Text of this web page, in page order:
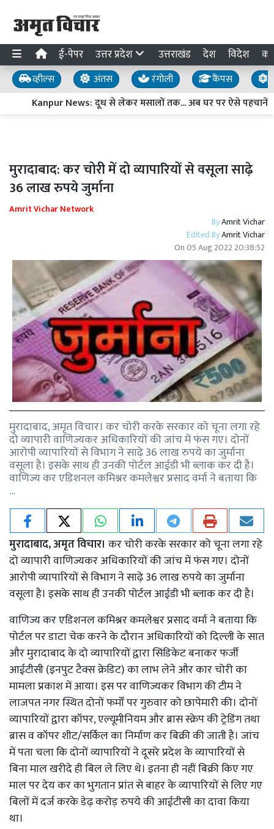
ई-पेपर उत्तर प्रदेश उत्तराखंड देश विदेश
व्हील्स अंतस रंगोली कैंपस
Kanpur News: दूध से लेकर मसालों तक... अब घर पर ऐसे पहचानें
मुरादाबाद: कर चोरी में दो व्यापारियों से वसूला साढ़े
36 लाख रुपये जुर्माना
Amrit Vichar Network
ByAmrit Vichar
Edited ByAmrit Vichar
On05 Aug 2022 20:38:52
मुरादाबाद, अमृत विचार। कर चोरी करके सरकार को चूना लगा रहे
दो व्यापारी वाणिज्यकर अधिकारियों की जांच में फंस गए। दोनों
आरोपी व्यापारियों से विभाग ने साढ़े 36 लाख रुपये का जुर्माना
वसूला है। इसके साथ ही उनकी पोर्टल आईडी भी ब्लाक कर दी है।
वाणिज्य कर एडिशनल कमिश्नर कमलेश्वर प्रसाद वर्मा ने बताया कि
…
मुरादाबाद, अमृत विचार। कर चोरी करके सरकार को चूना लगा रहे
दो व्यापारी वाणिज्यकर अधिकारियों की जांच में फंस गए। दोनों
आरोपी व्यापारियों से विभाग ने साढ़े 36 लाख रुपये का जुर्माना
वसूला है। इसके साथ ही उनकी पोर्टल आईडी भी ब्लाक कर दी है।
वाणिज्य कर एडिशनल कमिश्नर कमलेश्वर प्रसाद वर्मा ने बताया कि
पोर्टल पर डाटा चेक करने के दौरान अधिकारियों को दिल्ली के सात
और मुरादाबाद के दो व्यापारियों द्वारा सिंडिकेट बनाकर फर्जी
आईटीसी (इनपुट टैक्स क्रेडिट) का लाभ लेने और कार चोरी का
मामला प्रकाश में आया। इस पर वाणिज्यकर विभाग की टीम ने
लाजपत नगर स्थित दोनों फर्मों पर गुरुवार को छापेमारी की। दोनों
व्यापारियों द्वारा कॉपर, एल्यूमीनियम और ब्रास स्क्रेप की ट्रेडिंग तथा
ब्रास व कॉपर शीट/सर्किल का निर्माण कर बिक्री की जाती है। जांच
में पता चला कि दोनों व्यापारियों ने दूसरे प्रदेश के व्यापारियों से
बिना माल खरीदे ही बिल ले लिए थे। इतना ही नहीं बिक्री किए गए
माल पर देय कर का भुगतान प्रांत से बाहर के व्यापारियों से लिए गए
बिलों में दर्ज करके डेढ़ करोड़ रुपये की आईटीसी का दावा किया
था।